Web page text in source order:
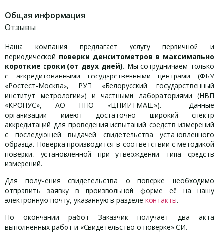
Общая информация
Отзывы
Наша компания предлагает услугу первичной и
периодической поверки денситометров в максимально
короткие сроки (от двух дней). Мы сотрудничаем только
с аккредитованными государственными центрами (ФБУ
«Ростест-Москва», РУП «Белорусский государственный
институт метрологии») и частными лабораториями (НВП
«КРОПУС», АО НПО «ЦНИИТМАШ»). Данные
организации имеют достаточно широкий спектр
аккредитаций для проведения испытаний средств измерений
с последующей выдачей свидетельства установленного
образца. Поверка производится в соответствии с методикой
поверки, установленной при утверждении типа средств
измерений.
Для получения свидетельства о поверке необходимо
отправить заявку в произвольной форме её на нашу
электронную почту, указанную в разделе контакты.
По окончании работ Заказчик получает два акта
выполненных работ и «Свидетельство о поверке» СИ.